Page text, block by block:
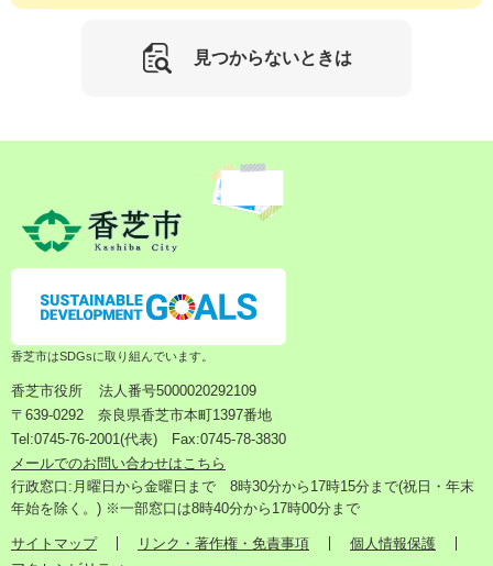
見つからないときは
香芝市はSDGsに取り組んでいます。
香芝市役所
法人番号5000020292109
〒639-0292 奈良県香芝市本町1397番地
Tel:0745-76-2001(代表) Fax:0745-78-3830
メールでのお問い合わせはこちら
行政窓口:月曜日から金曜日まで 8時30分から17時15分まで(祝日・年末
年始を除く。) ※一部窓口は8時40分から17時00分まで
サイトマップ リンク・著作権・免責事項
個人情報保護